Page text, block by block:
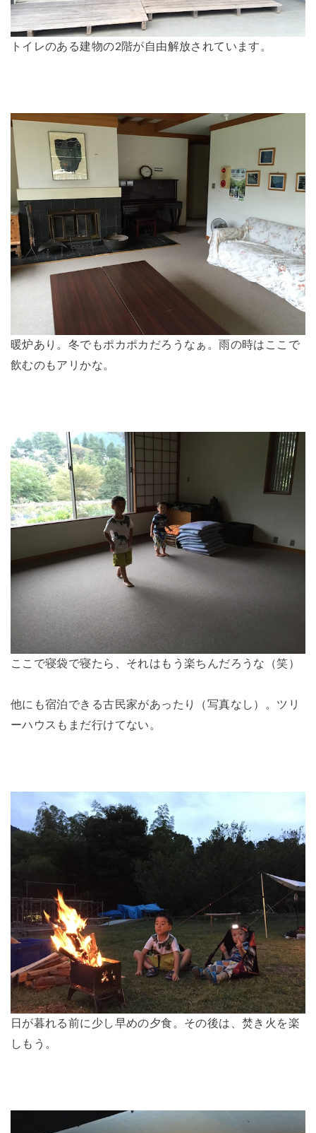
トイレのある建物の2階が自由解放されています。
暖炉あり。冬でもポカポカだろうなぁ。雨の時はここで
飲むのもアリかな。
ここで寝袋で寝たら、それはもう楽ちんだろうな（笑）
他にも宿泊できる古民家があったり（写真なし）。ツリ
ーハウスもまだ行けてない。
日が暮れる前に少し早めの夕食。その後は、焚き火を楽
しもう。